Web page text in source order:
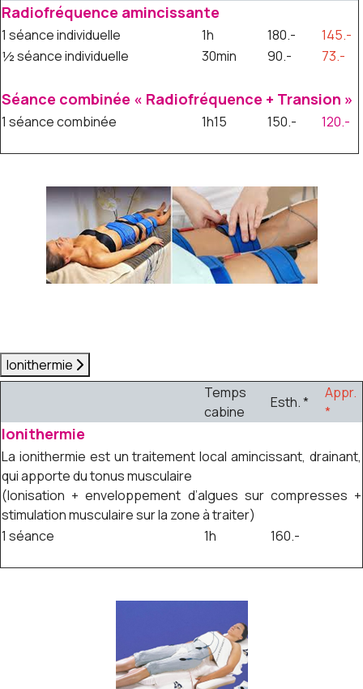
Radiofréquence amincissante
1 séance individuelle 1h 180.-
145.-
½ séance individuelle
30min 90.- 73.-
Séance combinée « Radiofréquence + Transion »
1 séance combinée 1h15 150.- 120.-
Ionithermie
Temps
cabine
Esth. *
Appr.
*
Ionithermie
La ionithermie est un traitement local amincissant, drainant,
qui apporte du tonus musculaire
(Ionisation + enveloppement d’algues sur compresses +
stimulation musculaire sur la zone à traiter)
1 séance
1h 160.-